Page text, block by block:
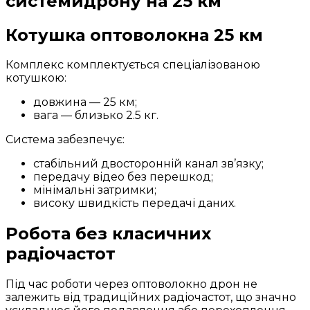
Котушка оптоволокна 25 км
Комплекс комплектується спеціалізованою
котушкою:
довжина — 25 км;
вага — близько 2.5 кг.
Система забезпечує:
стабільний двосторонній канал зв’язку;
передачу відео без перешкод;
мінімальні затримки;
високу швидкість передачі даних.
Робота без класичних
радіочастот
Під час роботи через оптоволокно дрон не
залежить від традиційних радіочастот, що значно